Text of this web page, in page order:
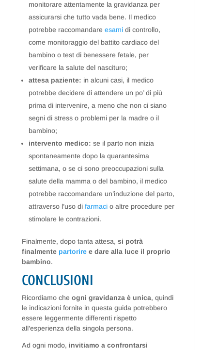
monitorare attentamente la gravidanza per
assicurarsi che tutto vada bene. Il medico
potrebbe raccomandare esamidi controllo,
come monitoraggio del battito cardiaco del
bambino o test di benessere fetale, per
verificare la salute del nascituro;
attesa paziente: in alcuni casi, il medico
potrebbe decidere di attendere un po’ di più
prima di intervenire, a meno che non ci siano
segni di stress o problemi per la madre o il
bambino;
intervento medico: se il parto non inizia
spontaneamente dopo la quarantesima
settimana, o se ci sono preoccupazioni sulla
salute della mamma o del bambino, il medico
potrebbe raccomandare un’induzione del parto,
attraverso l’uso di farmacio altre procedure per
stimolare le contrazioni.
Finalmente, dopo tanta attesa, si potrà
finalmente partoriree dare alla luce il proprio
bambino.
CONCLUSIONI
Ricordiamo che ogni gravidanza è unica, quindi
le indicazioni fornite in questa guida potrebbero
essere leggermente differenti rispetto
all’esperienza della singola persona.
Ad ogni modo, invitiamo a confrontarsi